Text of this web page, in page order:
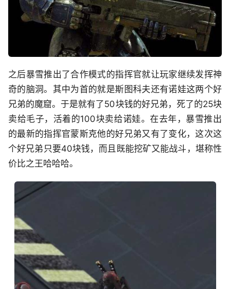
之后暴雪推出了合作模式的指挥官就让玩家继续发挥神
奇的脑洞。其中为首的就是斯图科夫还有诺娃这两个好
兄弟的魔窟。于是就有了50块钱的好兄弟，死了的25块
卖给毛子，活着的100块卖给诺娃。在去年，暴雪推出
的最新的指挥官蒙斯克他的好兄弟又有了变化，这次这
个好兄弟只要40块钱，而且既能挖矿又能战斗，堪称性
价比之王哈哈哈。